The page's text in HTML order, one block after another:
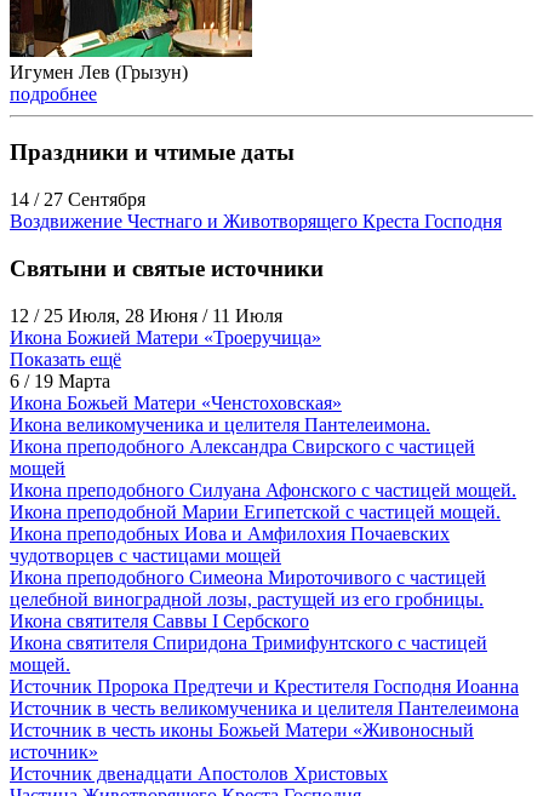
Игумен Лев (Грызун)
подробнее
Праздники и чтимые даты
14 / 27 Сентября
Воздвижение Честнаго и Животворящего Креста Господня
Святыни и святые источники
12 / 25 Июля, 28 Июня / 11 Июля
Икона Божией Матери «Троеручица»
Показать ещё
6 / 19 Марта
Икона Божьей Матери «Ченстоховская»
Икона великомученика и целителя Пантелеимона.
Икона преподобного Александра Свирского с частицей
мощей
Икона преподобного Силуана Афонского с частицей мощей.
Икона преподобной Марии Египетской с частицей мощей.
Икона преподобных Иова и Амфилохия Почаевских
чудотворцев с частицами мощей
Икона преподобного Симеона Мироточивого с частицей
целебной виноградной лозы, растущей из его гробницы.
Икона святителя Саввы I Сербского
Икона святителя Спиридона Тримифунтского с частицей
мощей.
Источник Пророка Предтечи и Крестителя Господня Иоанна
Источник в честь великомученика и целителя Пантелеимона
Источник в честь иконы Божьей Матери «Живоносный
источник»
Источник двенадцати Апостолов Христовых